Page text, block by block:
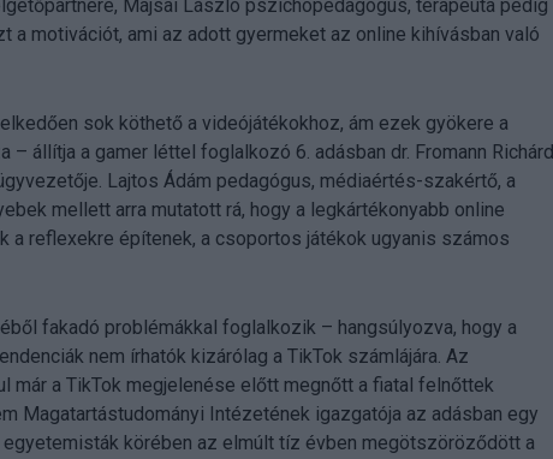
Majsai László pszichopedagógus, terapeuta pedig
a motivációt, ami az adott gyermeket az online kihívásban való
sok köthető a videójátékokhoz, ám ezek gyökere a
állítja a gamer léttel foglalkozó 6. adásban dr. Fromann Richárd
Lajtos Ádám pedagógus, médiaértés-szakértő, a
mellett arra mutatott rá, hogy a legkártékonyabb online
a reflexekre építenek, a csoportos játékok ugyanis számos
fakadó problémákkal foglalkozik – hangsúlyozva, hogy a
nem írhatók kizárólag a TikTok számlájára. Az
már a TikTok megjelenése előtt megnőtt a fiatal felnőttek
Magatartástudományi Intézetének igazgatója az adásban egy
körében az elmúlt tíz évben megötszöröződött a